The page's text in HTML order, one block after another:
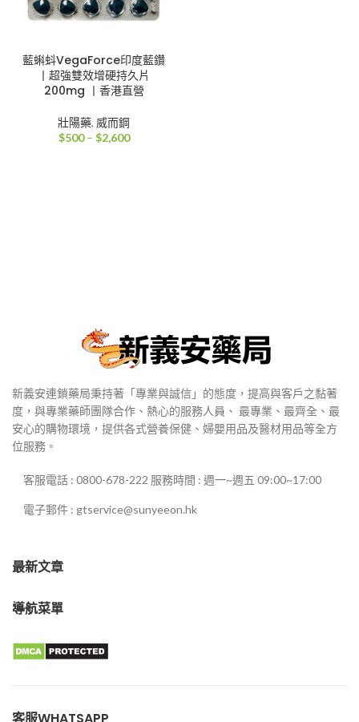
藍蝌蚪VegaForce印度藍鑽
丨超強雙效增硬持久片
200mg 丨香港直營
壯陽藥, 威而鋼
$500 – $2,600價
新義安連鎖藥局秉持著「專業與誠信」的態度，提高與客戶之黏著
度，與專業藥師團隊合作、熱心的服務人員、 最專業、最齊全、最
安心的購物環境，提供各式營養保健、婦嬰用品及醫材用品等全方
位服務。
客服電話 : 0800-678-222 服務時間 : 週一~週五 09:00~17:00
電子郵件 : gtservice@sunyeeon.hk
最新文章
導航菜單